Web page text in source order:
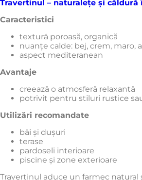
Travertinul – naturalețe și căldură
Caracteristici
textură poroasă, organică
nuanțe calde: bej, crem, maro,
aspect mediteranean
Avantaje
creează o atmosferă relaxantă
potrivit pentru stiluri rustice
Utilizări recomandate
băi și dușuri
terase
pardoseli interioare
piscine și zone exterioare
Travertinul aduce un farmec natural